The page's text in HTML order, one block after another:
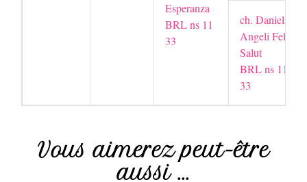
Esperanza
BRL ns 11
33
ch. Daniela-
Angeli Felin
Salut
BRL ns 11
33
Vous aimerez peut-être
aussi ...